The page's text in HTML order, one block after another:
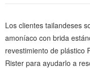
Los clientes tailandeses
amoníaco con brida
revestimiento de plástico
Rister para ayudarlo a